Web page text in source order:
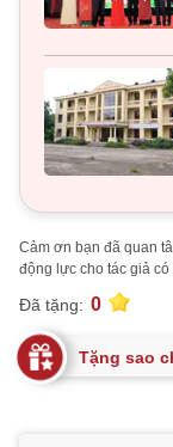
Cảm ơn bạn đã quan
động lực cho tác giả
Đã tặng: 0
Tặng sao